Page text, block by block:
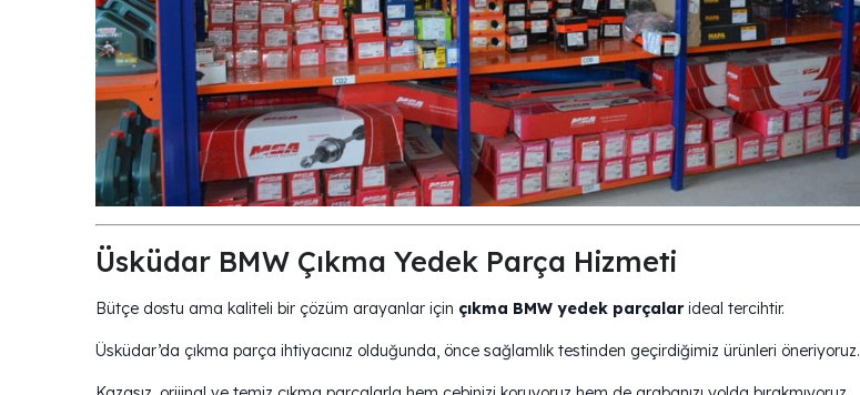
Üsküdar BMW Çıkma Yedek Parça Hizmeti
Bütçe dostu ama kaliteli bir çözüm arayanlar için çıkma BMW yedek parçalarideal tercihtir.
Üsküdar’da çıkma parça ihtiyacınız olduğunda, önce sağlamlık testinden geçirdiğimiz ürünleri öneriyoruz.